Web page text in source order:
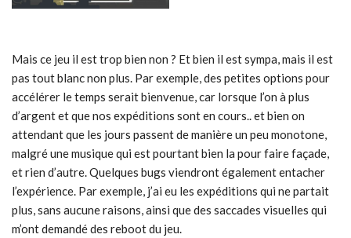
Mais ce jeu il est trop bien non ? Et bien il est sympa, mais il est
pas tout blanc non plus. Par exemple, des petites options pour
accélérer le temps serait bienvenue, car lorsque l’on à plus
d’argent et que nos expéditions sont en cours.. et bien on
attendant que les jours passent de manière un peu monotone,
malgré une musique qui est pourtant bien la pour faire façade,
et rien d’autre. Quelques bugs viendront également entacher
l’expérience. Par exemple, j’ai eu les expéditions qui ne partait
plus, sans aucune raisons, ainsi que des saccades visuelles qui
m’ont demandé des reboot du jeu.